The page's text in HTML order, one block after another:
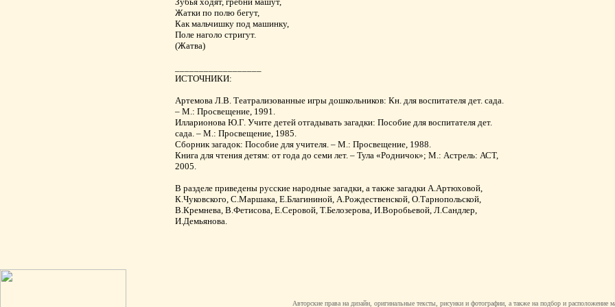
Жатки по полю бегут,
Как мальчишку под машинку,
Поле наголо стригут.
(Жатва)
ИСТОЧНИКИ:
Артемова Л.В. Театрализованные игры дошкольников: Кн. для воспитателя дет. сада.
– М.: Просвещение, 1991.
Илларионова Ю.Г. Учите детей отгадывать загадки: Пособие для воспитателя дет.
сада. – М.: Просвещение, 1985.
Сборник загадок: Пособие для учителя. – М.: Просвещение, 1988.
Книга для чтения детям: от года до семи лет. – Тула «Родничок»; М.: Астрель: АСТ,
2005.
В разделе приведены русские народные загадки, а также загадки А.Артюховой,
К.Чуковского, С.Маршака, Е.Благининой, А.Рождественской, О.Тарнопольской,
В.Кремнева, В.Фетисова, Е.Серовой, Т.Белозерова, И.Воробьевой, Л.Сандлер,
И.Демьянова.
Авторские права на дизайн, оригинальные тексты, рисунки и фотографии, а также на подбор и расположение